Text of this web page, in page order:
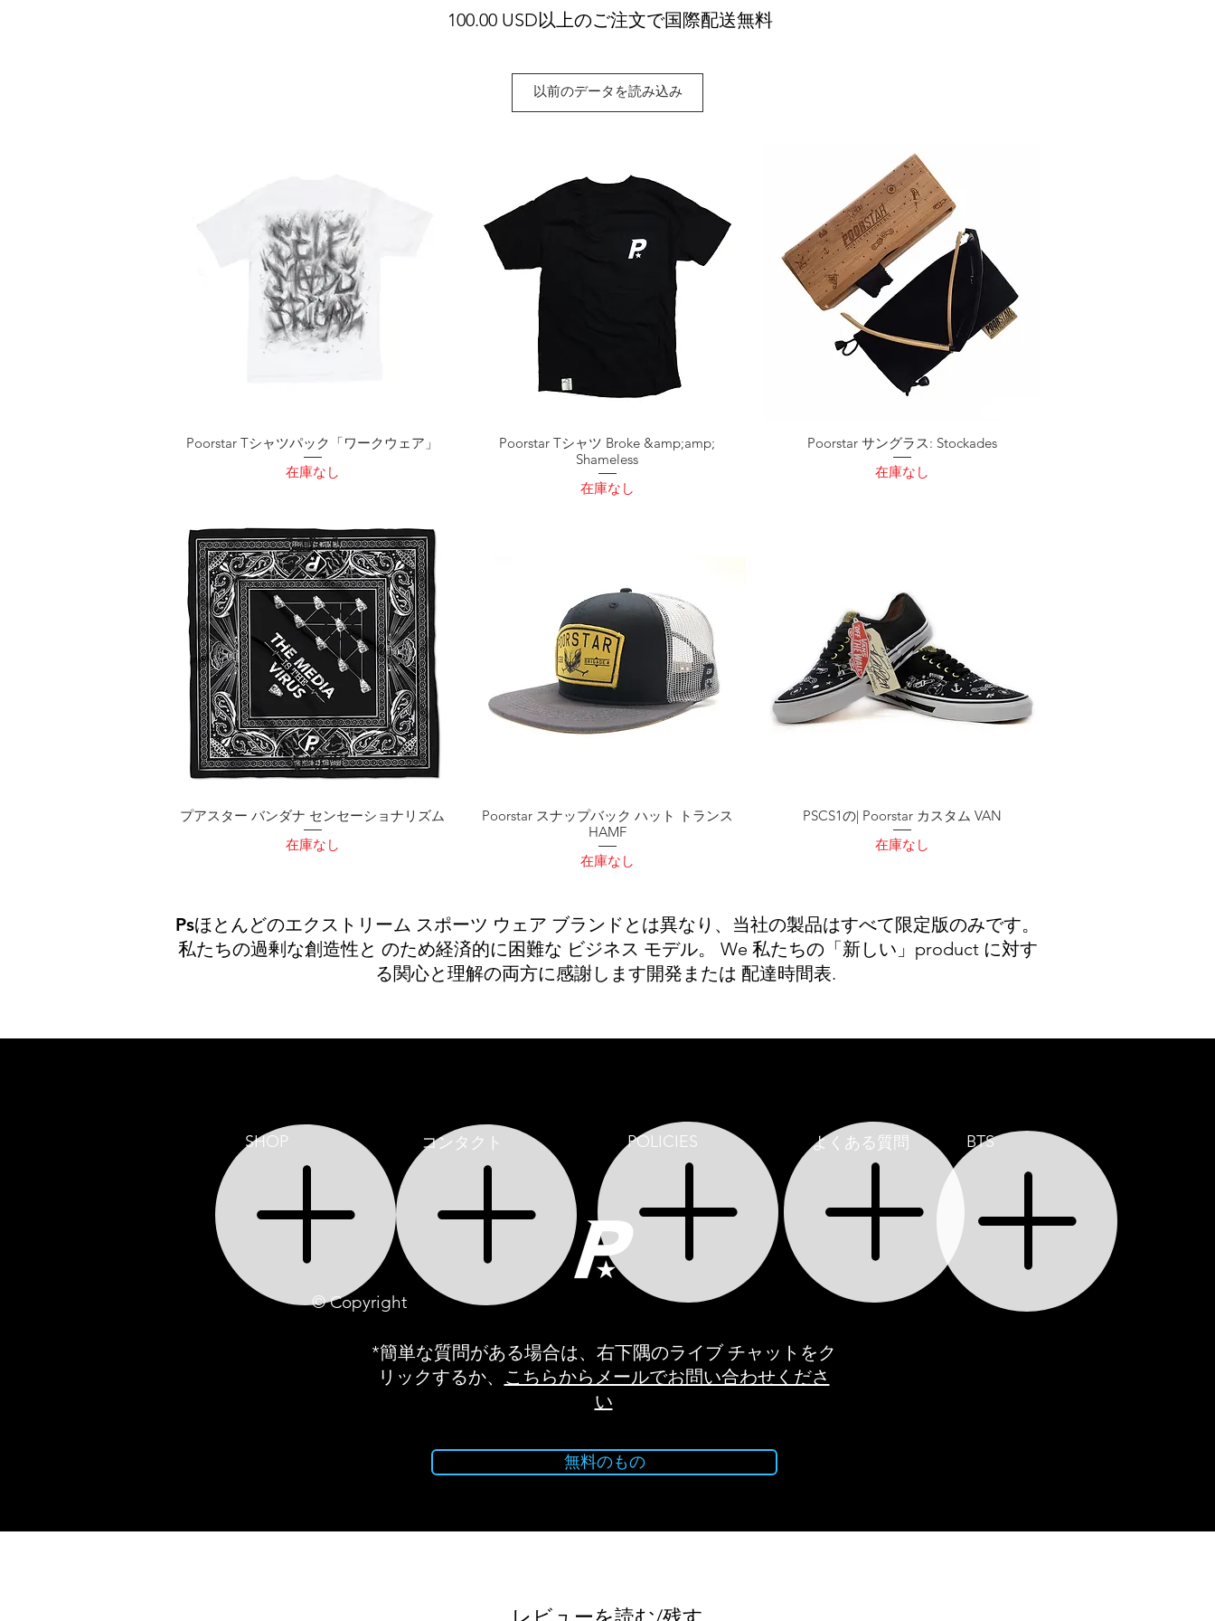
100.00 USD以上のご注文で国際配送無料
以前のデータを読み込み
Poorstar Tシャツパック「ワークウェア」
在庫なし
Poorstar Tシャツ Broke &amp;amp;
Shameless
在庫なし
Poorstar サングラス: Stockades
在庫なし
プアスター バンダナ センセーショナリズム
在庫なし
Poorstar スナップバック ハット トランス
HAMF
在庫なし
PSCS1の| Poorstar カスタム VAN
在庫なし
Psほとんどのエクストリーム スポーツ ウェア ブランドとは異なり、当社の製品はすべて限定版のみです。
私たちの過剰な創造性と のため経済的に困難な ビジネス モデル。 We 私たちの「新しい」product に対す
る関心と理解の両方に感謝します開発または 配達時間表.
SHOP コンタクト POLICIES よくある質問 BTS
© Copyright
*簡単な質問がある場合は、右下隅のライブ チャットをク
リックするか、
こちらからメールでお問い合わせくださ
い
無料のもの